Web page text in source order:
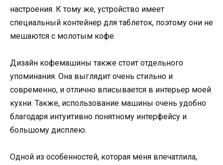
настроения. К тому же, устройство имеет
специальный контейнер для таблеток, поэтому они не
мешаются с молотым кофе.
Дизайн кофемашины также стоит отдельного
упоминания. Она выглядит очень стильно и
современно, и отлично вписывается в интерьер моей
кухни. Также, использование машины очень удобно
благодаря интуитивно понятному интерфейсу и
большому дисплею.
Одной из особенностей, которая меня впечатлила,